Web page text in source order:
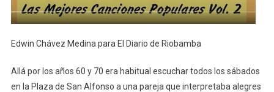
Edwin Chávez Medina para El Diario de Riobamba
Allá por los años 60 y 70 era habitual escuchar todos los sábados
en la Plaza de San Alfonso a una pareja que interpretaba alegres